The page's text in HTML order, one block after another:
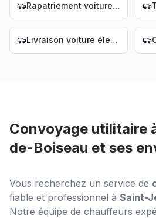
Rapatriement voiture Nantes
Livraison voiture électrique Nantes
Convoyage utilitaire
de-Boiseau et ses
Vous recherchez un service de
fiable et professionnel à Saint-
Notre équipe de chauffeurs